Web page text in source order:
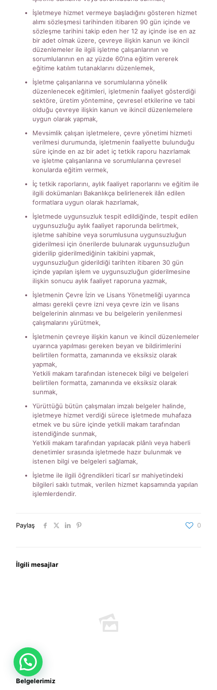
İşletmeye hizmet vermeye başladığını gösteren hizmet
alımı sözleşmesi tarihinden itibaren 90 gün içinde ve
sözleşme tarihini takip eden her 12 ay içinde ise en az
bir adet olmak üzere, çevreye ilişkin kanun ve ikincil
düzenlemeler ile ilgili işletme çalışanlarının ve
sorumlularının en az yüzde 60’ına eğitim vererek
eğitime katılım tutanaklarını düzenlemek,
İşletme çalışanlarına ve sorumlularına yönelik
düzenlenecek eğitimleri, işletmenin faaliyet gösterdiği
sektöre, üretim yöntemine, çevresel etkilerine ve tabi
olduğu çevreye ilişkin kanun ve ikincil düzenlemelere
uygun olarak yapmak,
Mevsimlik çalışan işletmelere, çevre yönetimi hizmeti
verilmesi durumunda, işletmenin faaliyette bulunduğu
süre içinde en az bir adet iç tetkik raporu hazırlamak
ve işletme çalışanlarına ve sorumlularına çevresel
konularda eğitim vermek,
İç tetkik raporlarını, aylık faaliyet raporlarını ve eğitim ile
ilgili dokümanları Bakanlıkça belirlenerek ilân edilen
formatlara uygun olarak hazırlamak,
İşletmede uygunsuzluk tespit edildiğinde, tespit edilen
uygunsuzluğu aylık faaliyet raporunda belirtmek,
işletme sahibine veya sorumlusuna uygunsuzluğun
giderilmesi için önerilerde bulunarak uygunsuzluğun
giderilip giderilmediğinin takibini yapmak,
uygunsuzluğun giderildiği tarihten itibaren 30 gün
içinde yapılan işlem ve uygunsuzluğun giderilmesine
ilişkin sonucu aylık faaliyet raporuna yazmak,
İşletmenin Çevre İzin ve Lisans Yönetmeliği uyarınca
alması gerekli çevre izni veya çevre izin ve lisans
belgelerinin alınması ve bu belgelerin yenilenmesi
çalışmalarını yürütmek,
İşletmenin çevreye ilişkin kanun ve ikincil düzenlemeler
uyarınca yapılması gereken beyan ve bildirimlerini
belirtilen formatta, zamanında ve eksiksiz olarak
yapmak,
Yetkili makam tarafından istenecek bilgi ve belgeleri
belirtilen formatta, zamanında ve eksiksiz olarak
sunmak,
Yürüttüğü bütün çalışmaları imzalı belgeler halinde,
işletmeye hizmet verdiği sürece işletmede muhafaza
etmek ve bu süre içinde yetkili makam tarafından
istendiğinde sunmak,
Yetkili makam tarafından yapılacak plânlı veya haberli
denetimler sırasında işletmede hazır bulunmak ve
istenen bilgi ve belgeleri sağlamak,
İşletme ile ilgili öğrendikleri ticarî sır mahiyetindeki
bilgileri saklı tutmak, verilen hizmet kapsamında yapılan
işlemlerdendir.
Paylaş 0
İlgili mesajlar
Belgelerimiz